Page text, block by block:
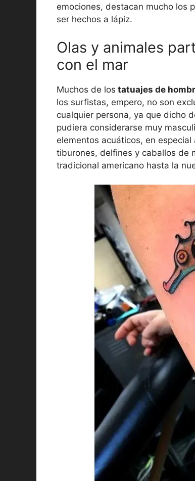
emociones, destacan mucho los
ser hechos a lápiz.
Olas y animales
con el mar
Muchos de los tatuajes de
los surfistas, empero, no son
cualquier persona, ya que dicho
pudiera considerarse muy
elementos acuáticos, en
tiburones, delfines y caballos de
tradicional americano hasta la